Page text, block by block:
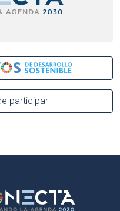
participar